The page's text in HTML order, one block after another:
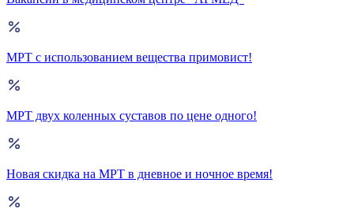
МРТ с использованием вещества примовист!
МРТ двух коленных суставов по цене одного!
Новая скидка на МРТ в дневное и ночное время!